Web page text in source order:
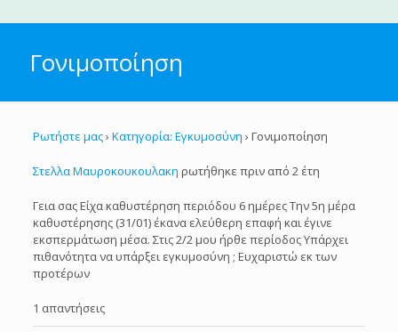
Γονιμοποίηση
Ρωτήστε μας› Κατηγορία: Εγκυμοσύνη › Γονιμοποίηση
Στελλα Μαυροκουκουλακη ρωτήθηκε πριν από 2 έτη
Γεια σας Είχα καθυστέρηση περιόδου 6 ημέρες Την 5η μέρα
καθυστέρησης (31/01) έκανα ελεύθερη επαφή και έγινε
εκσπερμάτωση μέσα. Στις 2/2 μου ήρθε περίοδος Υπάρχει
πιθανότητα να υπάρξει εγκυμοσύνη ; Ευχαριστώ εκ των
προτέρων
1 απαντήσεις